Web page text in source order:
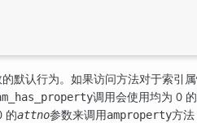
默认行为。如果访问方法对于索引
调用会使用均为 0 的
的attno参数来调用amproperty方